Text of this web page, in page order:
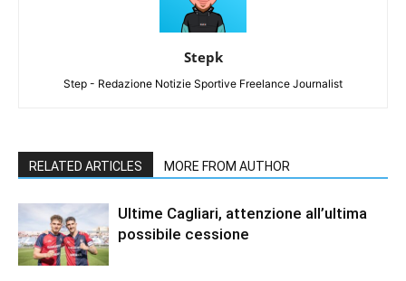
Stepk
Step - Redazione Notizie Sportive Freelance Journalist
RELATED ARTICLES MORE FROM AUTHOR
Ultime Cagliari, attenzione all’ultima
possibile cessione